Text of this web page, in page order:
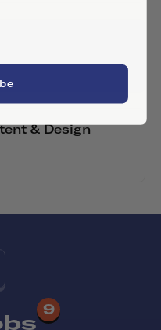
& Design
9